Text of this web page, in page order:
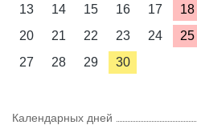
13
14 15 16 17 18
20
21 22 23 24 25
27
28 29 30
Календарных дней